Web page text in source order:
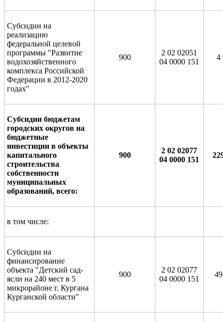
Субсидии на
реализацию
федеральной целевой
программы "Развитие
водохозяйственного
комплекса Российской
Федерации в 2012-2020
годах"
900
2 02 02051
04 0000 151
4
Субсидии бюджетам
городских округов на
бюджетные
инвестиции в объекты
капитального
строительства
собственности
муниципальных
образований, всего:
900
2 02 02077
04 0000 151
в том числе:
Субсидии на
финансирование
объекта "Детский сад-
ясли на 240 мест в 5
микрорайоне г. Кургана
Курганской области"
900
2 02 02077
04 0000 151